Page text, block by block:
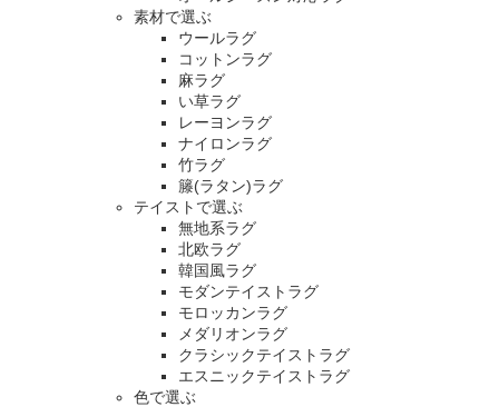
素材で選ぶ
ウールラグ
コットンラグ
麻ラグ
い草ラグ
レーヨンラグ
ナイロンラグ
竹ラグ
籐(ラタン)ラグ
テイストで選ぶ
無地系ラグ
北欧ラグ
韓国風ラグ
モダンテイストラグ
モロッカンラグ
メダリオンラグ
クラシックテイストラグ
エスニックテイストラグ
色で選ぶ